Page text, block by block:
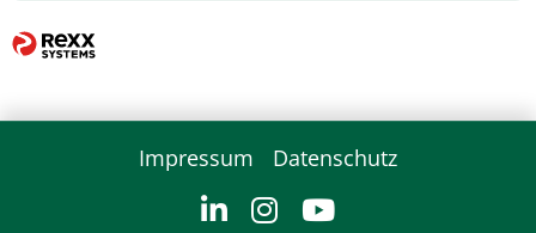
Impressum Datenschutz